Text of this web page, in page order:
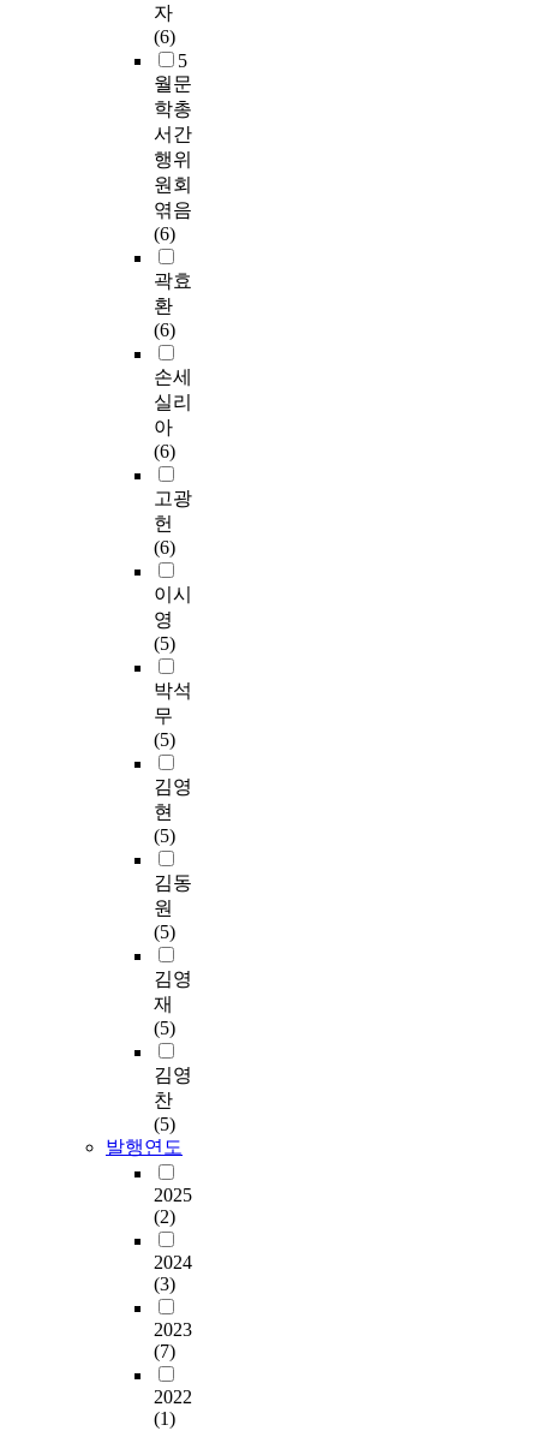
자
(6)
5
월문
학총
서간
행위
원회
엮음
(6)
곽효
환
(6)
손세
실리
아
(6)
고광
헌
(6)
이시
영
(5)
박석
무
(5)
김영
현
(5)
김동
원
(5)
김영
재
(5)
김영
찬
(5)
발행연도
2025
(2)
2024
(3)
2023
(7)
2022
(1)